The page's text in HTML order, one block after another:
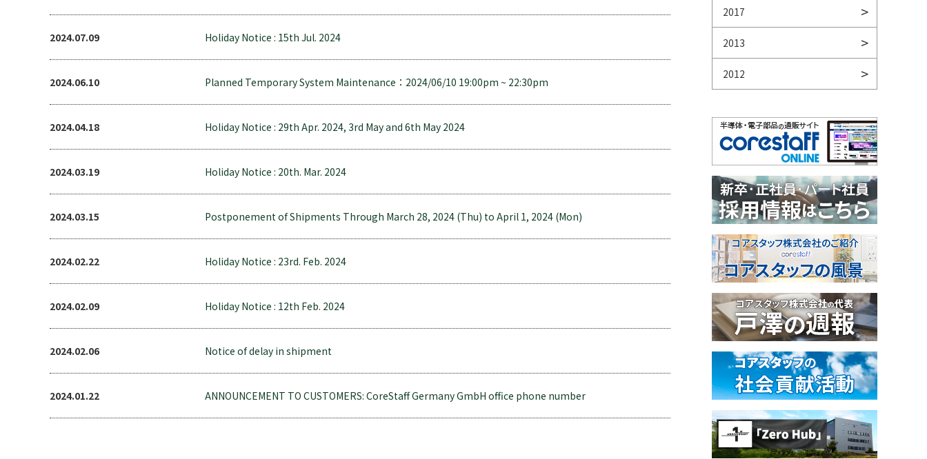
2024.07.09 Holiday Notice : 15th Jul. 2024
2024.06.10 Planned Temporary System Maintenance：2024/06/10 19:00pm ~ 22:30pm
2024.04.18 Holiday Notice : 29th Apr. 2024, 3rd May and 6th May 2024
2024.03.19 Holiday Notice : 20th. Mar. 2024
2024.03.15 Postponement of Shipments Through March 28, 2024 (Thu) to April 1, 2024 (Mon)
2024.02.22 Holiday Notice : 23rd. Feb. 2024
2024.02.09 Holiday Notice : 12th Feb. 2024
2024.02.06 Notice of delay in shipment
2024.01.22 ANNOUNCEMENT TO CUSTOMERS: CoreStaff Germany GmbH office phone number
2017
2013
2012